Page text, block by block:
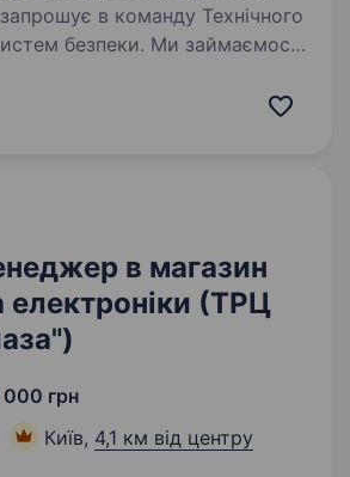
в команду Технічного
безпеки. Ми займаємося
в даному напрямку один
в магазин
електроніки (ТРЦ
000 грн
Київ, 4,1 км від центру